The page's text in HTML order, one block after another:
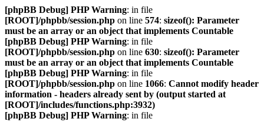
[phpBB Debug] PHP Warning: in file
[ROOT]/phpbb/session.php on line 574: sizeof(): Parameter
must be an array or an object that implements Countable
[phpBB Debug] PHP Warning: in file
[ROOT]/phpbb/session.php on line 630: sizeof(): Parameter
must be an array or an object that implements Countable
[phpBB Debug] PHP Warning: in file
[ROOT]/phpbb/session.php on line 1066: Cannot modify header
information - headers already sent by (output started at
[ROOT]/includes/functions.php:3932)
[phpBB Debug] PHP Warning: in file